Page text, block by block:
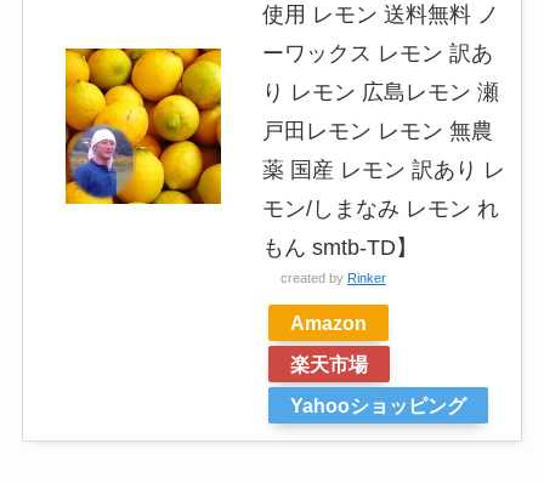
使用 レモン 送料無料 ノ
ーワックス レモン 訳あ
り レモン 広島レモン 瀬
戸田レモン レモン 無農
薬 国産 レモン 訳あり レ
モン/しまなみ レモン れ
もん smtb-TD】
created by Rinker
Amazon
楽天市場
Yahooショッピング